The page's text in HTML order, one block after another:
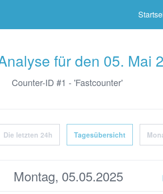
für den 05. Mai
Counter-ID #1 - 'Fastcounter'
Die letzten 24h Tagesübersicht
Montag, 05.05.2025